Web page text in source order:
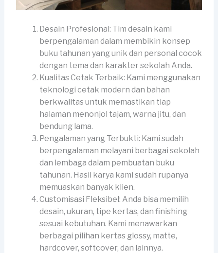
Desain Profesional: Tim desain kami
berpengalaman dalam membikin konsep
buku tahunan yang unik dan personal cocok
dengan tema dan karakter sekolah Anda.
Kualitas Cetak Terbaik: Kami menggunakan
teknologi cetak modern dan bahan
berkwalitas untuk memastikan tiap
halaman menonjol tajam, warna jitu, dan
bendung lama.
Pengalaman yang Terbukti: Kami sudah
berpengalaman melayani berbagai sekolah
dan lembaga dalam pembuatan buku
tahunan. Hasil karya kami sudah rupanya
memuaskan banyak klien.
Customisasi Fleksibel: Anda bisa memilih
desain, ukuran, tipe kertas, dan finishing
sesuai kebutuhan. Kami menawarkan
berbagai pilihan kertas glossy, matte,
hardcover, softcover, dan lainnya.